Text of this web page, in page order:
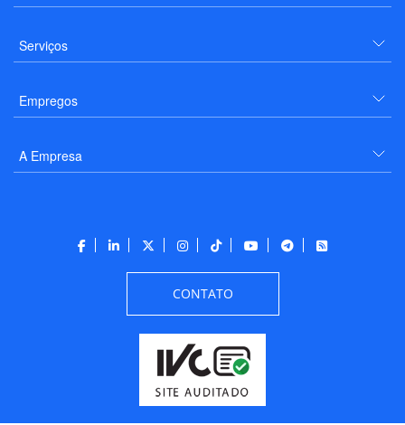
Serviços
Empregos
A Empresa
CONTATO